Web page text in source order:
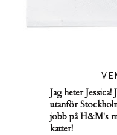
Jag heter
utanför
jobb på H&M's
katter!